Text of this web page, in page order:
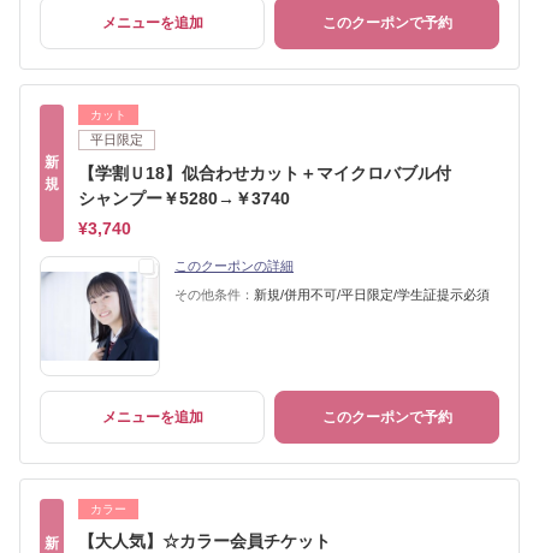
メニューを追加 このクーポンで予約
新
規
カット
平日限定
【学割Ｕ18】似合わせカット＋マイクロバブル付
シャンプー￥5280→￥3740
¥3,740
このクーポンの詳細
その他条件： 新規/併用不可/平日限定/学生証提示必須
メニューを追加 このクーポンで予約
新
カラー
【大人気】☆カラー会員チケット